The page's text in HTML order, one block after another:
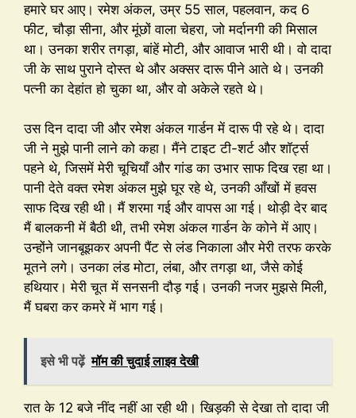
हमारे घर आए। रमेश अंकल, उम्र 55 साल, पहलवान, कद 6
फीट, चौड़ा सीना, और मूंछों वाला चेहरा, जो मर्दानगी की मिसाल
था। उनका शरीर तगड़ा, बांहें मोटी, और आवाज भारी थी। वो दादा
जी के साथ पुराने दोस्त थे और अक्सर दारू पीने आते थे। उनकी
पत्नी का देहांत हो चुका था, और वो अकेले रहते थे।
उस दिन दादा जी और रमेश अंकल गार्डन में दारू पी रहे थे। दादा
जी ने मुझे पानी लाने को कहा। मैंने टाइट टी-शर्ट और शॉर्ट्स
पहने थे, जिसमें मेरी चूचियाँ और गांड का उभार साफ दिख रहा था।
पानी देते वक्त रमेश अंकल मुझे घूर रहे थे, उनकी आँखों में हवस
साफ दिख रही थी। मैं शरमा गई और वापस आ गई। थोड़ी देर बाद
मैं बालकनी में बैठी थी, तभी रमेश अंकल गार्डन के कोने में आए।
उन्होंने जानबूझकर अपनी पैंट से लंड निकाला और मेरी तरफ करके
मूतने लगे। उनका लंड मोटा, लंबा, और तगड़ा था, जैसे कोई
हथियार। मेरी चूत में सनसनी दौड़ गई। उनकी नजर मुझसे मिली,
मैं घबरा कर कमरे में भाग गई।
इसे भी पढ़ें मॉम की चुदाई लाइव देखी
रात के 12 बजे नींद नहीं आ रही थी। खिड़की से देखा तो दादा जी